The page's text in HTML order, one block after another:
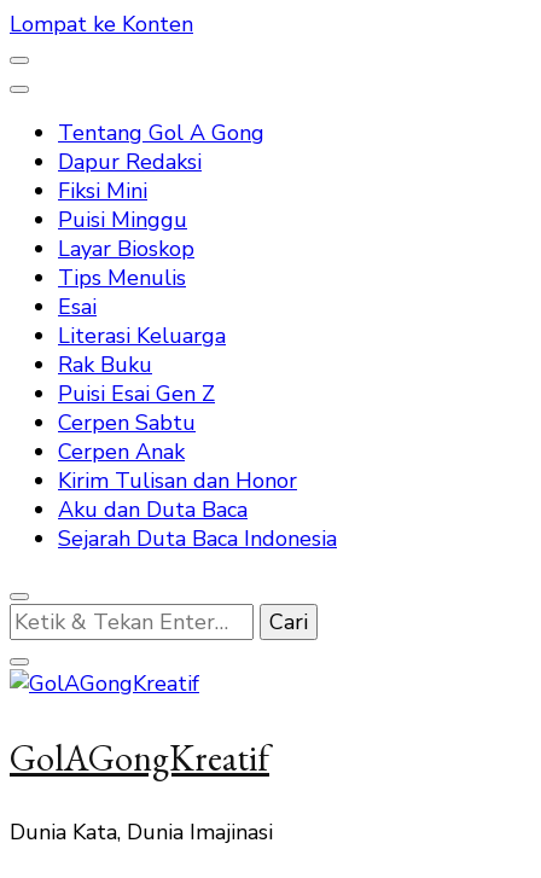
Lompat ke Konten
Tentang Gol A Gong
Dapur Redaksi
Fiksi Mini
Puisi Minggu
Layar Bioskop
Tips Menulis
Esai
Literasi Keluarga
Rak Buku
Puisi Esai Gen Z
Cerpen Sabtu
Cerpen Anak
Kirim Tulisan dan Honor
Aku dan Duta Baca
Sejarah Duta Baca Indonesia
Mencari
Sesuatu?
GolAGongKreatif
Dunia Kata, Dunia Imajinasi